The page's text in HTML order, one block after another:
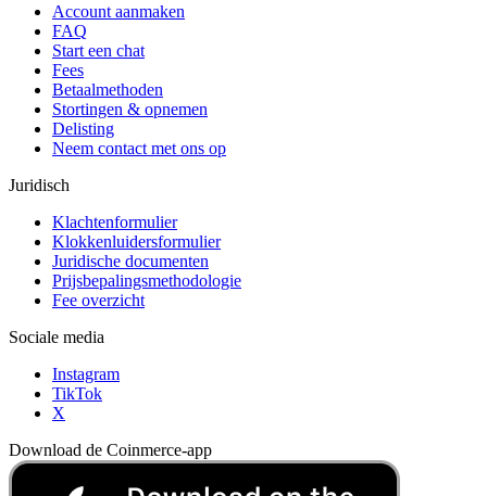
Account aanmaken
FAQ
Start een chat
Fees
Betaalmethoden
Stortingen & opnemen
Delisting
Neem contact met ons op
Juridisch
Klachtenformulier
Klokkenluidersformulier
Juridische documenten
Prijsbepalingsmethodologie
Fee overzicht
Sociale media
Instagram
TikTok
X
Download de Coinmerce-app